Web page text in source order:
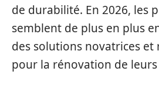
de durabilité. En 2026, les
semblent de plus en plus
des solutions novatrices et
pour la rénovation de